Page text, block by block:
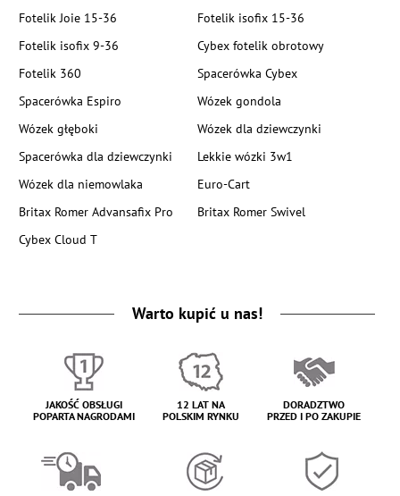
Fotelik Joie 15-36
Fotelik isofix 15-36
Fotelik isofix 9-36
Cybex fotelik obrotowy
Fotelik 360
Spacerówka Cybex
Spacerówka Espiro
Wózek gondola
Wózek głęboki
Wózek dla dziewczynki
Spacerówka dla dziewczynki
Lekkie wózki 3w1
Wózek dla niemowlaka
Euro-Cart
Britax Romer Advansafix Pro
Britax Romer Swivel
Cybex Cloud T
Warto kupić u nas!
JAKOŚĆ OBSŁUGI
POPARTA NAGRODAMI
12 LAT NA
POLSKIM RYNKU
DORADZTWO
PRZED I PO ZAKUPIE